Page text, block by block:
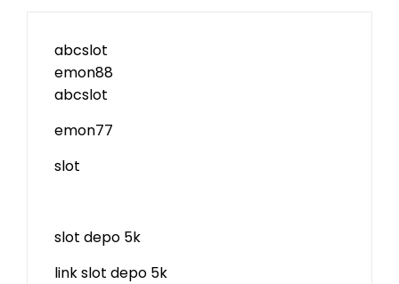
abcslot
emon88
abcslot
emon77
slot
slot depo 5k
link slot depo 5k